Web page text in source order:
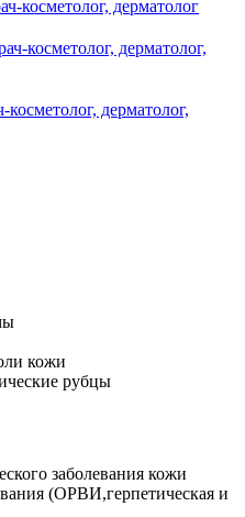
косметолог, дерматолог
косметолог, дерматолог,
косметолог, дерматолог,
кожи
рубцы
заболевания кожи
(ОРВИ,герпетическая и